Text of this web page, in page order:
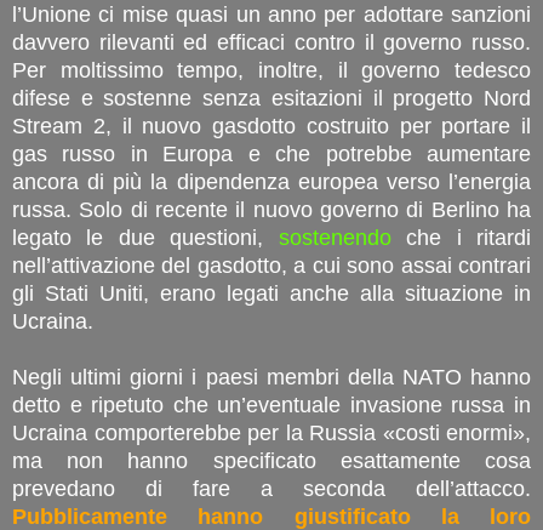
l’Unione ci mise quasi un anno per adottare sanzioni
davvero rilevanti ed efficaci contro il governo russo.
Per moltissimo tempo, inoltre, il governo tedesco
difese e sostenne senza esitazioni il progetto Nord
Stream 2, il nuovo gasdotto costruito per portare il
gas russo in Europa e che potrebbe aumentare
ancora di più la dipendenza europea verso l’energia
russa. Solo di recente il nuovo governo di Berlino ha
legato le due questioni, sostenendoche i ritardi
nell’attivazione del gasdotto, a cui sono assai contrari
gli Stati Uniti, erano legati anche alla situazione in
Ucraina.
Negli ultimi giorni i paesi membri della NATO hanno
detto e ripetuto che un’eventuale invasione russa in
Ucraina comporterebbe per la Russia «costi enormi»,
ma non hanno specificato esattamente cosa
prevedano di fare a seconda dell’attacco.
Pubblicamente hanno giustificato la loro